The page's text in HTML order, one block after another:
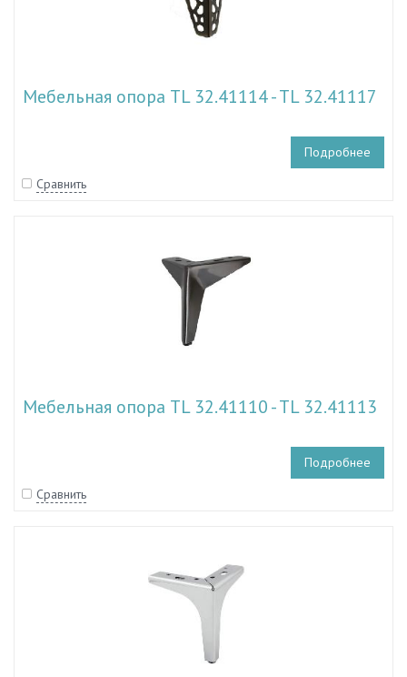
Мебельная опора TL 32.41114 - TL 32.41117
Подробнее
Сравнить
Мебельная опора TL 32.41110 - TL 32.41113
Подробнее
Сравнить